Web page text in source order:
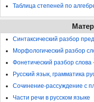
Таблица степеней по
Синтаксический разбор
Морфологический разбор
Фонетический разбор
Русский язык, грамматика
Сочинение-рассуждение с
Части речи в русском языке